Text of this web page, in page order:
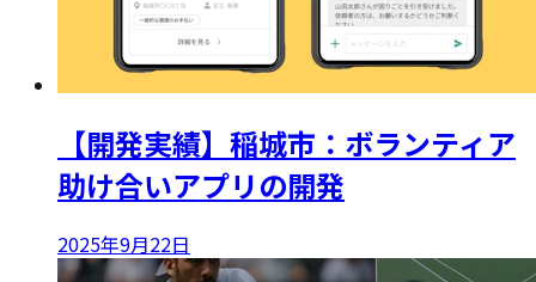
【開発実績】稲城市：ボランティア
助け合いアプリの開発
2025年9月22日